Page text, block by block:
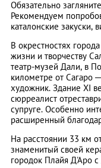
Обязательно
Рекомендуем
каталонские закуски,
В окрестностях
жизни и творчеству
театр-музей Дали, в
километре от Сагаро
художник. Здание XI
сюрреалист
супруге. Особенно
расширенный
На расстоянии 33 км
знаменитый своей
городок Плайя Д'Аро